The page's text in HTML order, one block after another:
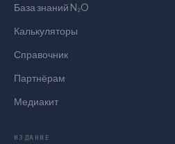
База знаний N₂O
Калькуляторы
Справочник
Партнёрам
Медиакит
ИЗДАНИЕ